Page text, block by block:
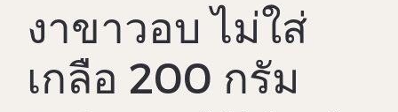
งาขาวอบ ไม่ใส่
เกลือ 200 กรัม